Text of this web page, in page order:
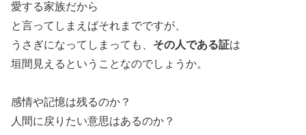
愛する家族だから
と言ってしまえばそれまでですが、
うさぎになってしまっても、 その人である証は
垣間見えるということなのでしょうか。
感情や記憶は残るのか？
人間に戻りたい意思はあるのか？